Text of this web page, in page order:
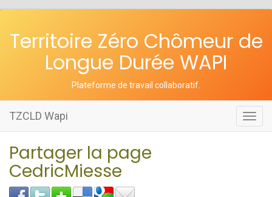
Territoire Zéro Chômeur de
Longue Durée WAPI
Plateforme de travail collaboratif
TZCLD Wapi
Partager la page
CedricMiesse